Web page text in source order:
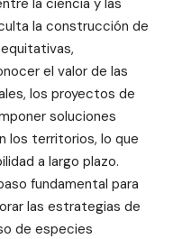
la construcción de
el valor de las
los proyectos de
soluciones
los territorios, lo que
a largo plazo.
fundamental para
las estrategias de
de especies